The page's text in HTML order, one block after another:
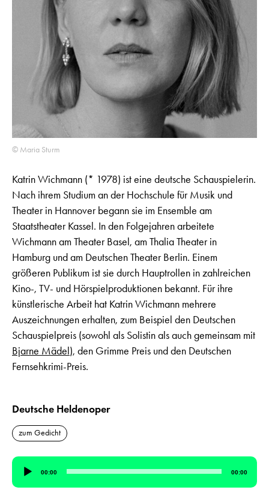
© Maria Sturm
Katrin Wichmann (* 1978) ist eine deutsche Schauspielerin.
Nach ihrem Studium an der Hochschule für Musik und
Theater in Hannover begann sie im Ensemble am
Staatstheater Kassel. In den Folgejahren arbeitete
Wichmann am Theater Basel, am Thalia Theater in
Hamburg und am Deutschen Theater Berlin. Einem
größeren Publikum ist sie durch Hauptrollen in zahlreichen
Kino-, TV- und Hörspielproduktionen bekannt. Für ihre
künstlerische Arbeit hat Katrin Wichmann mehrere
Auszeichnungen erhalten, zum Beispiel den Deutschen
Schauspielpreis (sowohl als Solistin als auch gemeinsam mit
Bjarne Mädel), den Grimme Preis und den Deutschen
Fernsehkrimi-Preis.
Deutsche Heldenoper
zum Gedicht
Audio-
Player
00:00 00:00